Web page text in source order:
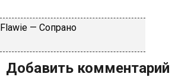
Flаwiе — Coпpaнo
Добавить комментарий